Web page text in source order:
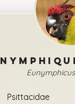
Psittacidae